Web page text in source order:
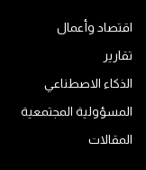
اقتصاد وأعمال
تقارير
الذكاء الاصطناعي
المسؤولية المجتمعية
المقالات